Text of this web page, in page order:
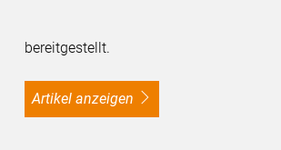
bereitgestellt.
Artikel anzeigen